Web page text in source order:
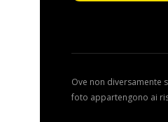
Ove non diversamente
foto appartengono ai